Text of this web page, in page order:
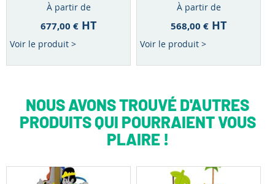
À partir de
677,00 € HT
Voir le produit >
À partir de
568,00 € HT
Voir le produit >
NOUS AVONS TROUVÉ D'AUTRES
PRODUITS QUI POURRAIENT VOUS
PLAIRE !